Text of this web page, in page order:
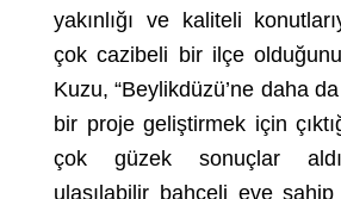
yakınlığı ve kaliteli
çok cazibeli bir ilçe
Kuzu, “Beylikdüzü’ne daha
bir proje geliştirmek için
çok güzek sonuçlar
ulaşılabilir bahçeli eve